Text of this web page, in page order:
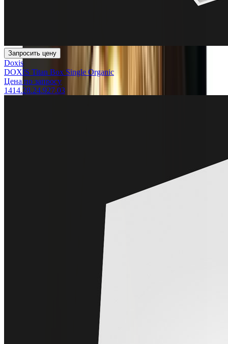
Запросить цену
Doxis
DOXIS Titan Box Single Organic
Цена по запросу
1414.28.24.927.03